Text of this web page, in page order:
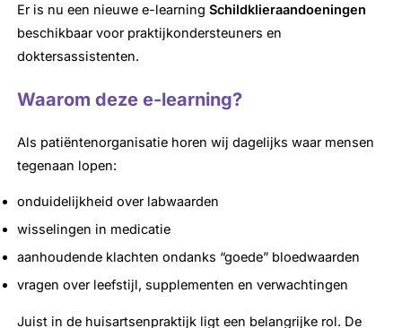
Er is nu een nieuwe e-learningSchildklieraandoeningen
beschikbaar voor praktijkondersteuners en
doktersassistenten.
Waarom deze e-learning?
Als patiëntenorganisatie horen wij dagelijks waar mensen
tegenaan lopen:
onduidelijkheid over labwaarden
wisselingen in medicatie
aanhoudende klachten ondanks “goede” bloedwaarden
vragen over leefstijl, supplementen en verwachtingen
Juist in de huisartsenpraktijk ligt een belangrijke rol. De